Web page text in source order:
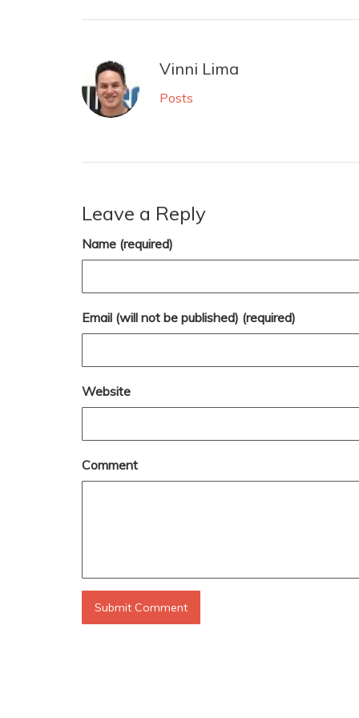
Vinni Lima
Posts
Leave a Reply
Name (required)
Email (will not be published) (required)
Website
Comment